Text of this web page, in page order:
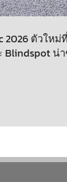
2026 ตัวใหม่
Blindspot น่